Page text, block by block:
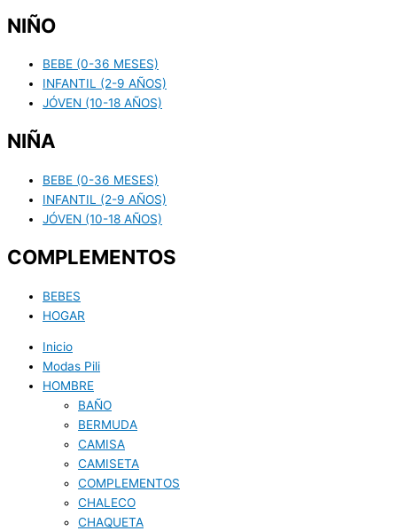
NIÑO
BEBE (0-36 MESES)
INFANTIL (2-9 AÑOS)
JÓVEN (10-18 AÑOS)
NIÑA
BEBE (0-36 MESES)
INFANTIL (2-9 AÑOS)
JÓVEN (10-18 AÑOS)
COMPLEMENTOS
BEBES
HOGAR
Inicio
Modas Pili
HOMBRE
BAÑO
BERMUDA
CAMISA
CAMISETA
COMPLEMENTOS
CHALECO
CHAQUETA